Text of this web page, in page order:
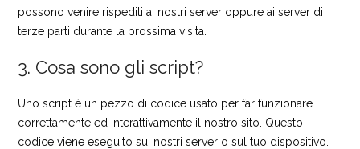
possono venire rispediti ai nostri server oppure ai server di
terze parti durante la prossima visita.
3. Cosa sono gli script?
Uno script è un pezzo di codice usato per far funzionare
correttamente ed interattivamente il nostro sito. Questo
codice viene eseguito sui nostri server o sul tuo dispositivo.